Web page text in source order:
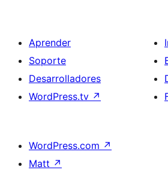
Aprender
Soporte
Desarrolladores
WordPress.tv ↗
WordPress.com ↗
Matt ↗